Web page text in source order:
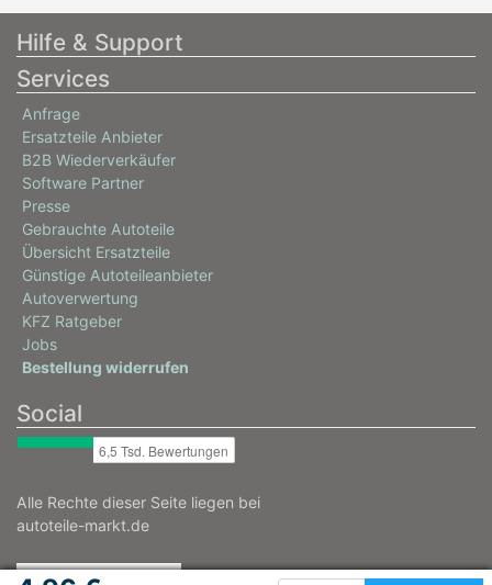
Hilfe & Support
Services
Anfrage
Ersatzteile Anbieter
B2B Wiederverkäufer
Software Partner
Presse
Gebrauchte Autoteile
Übersicht Ersatzteile
Günstige Autoteileanbieter
Autoverwertung
KFZ Ratgeber
Jobs
Bestellung widerrufen
Social
Alle Rechte dieser Seite liegen bei
autoteile-markt.de